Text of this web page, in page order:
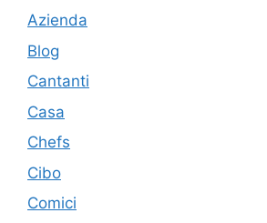
Azienda
Blog
Cantanti
Casa
Chefs
Cibo
Comici